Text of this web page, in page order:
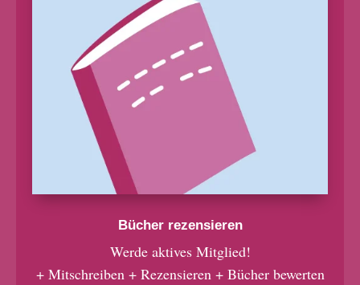
Bücher rezensieren
Werde aktives Mitglied!
+ Mitschreiben + Rezensieren + Bücher bewerten